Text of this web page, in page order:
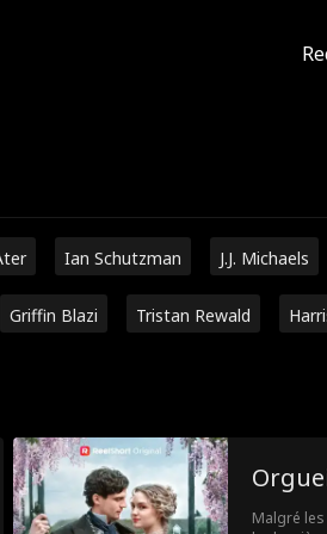
Ian Schutzman J.J. Michaels
Griffin Blazi Tristan Rewald
Malgré